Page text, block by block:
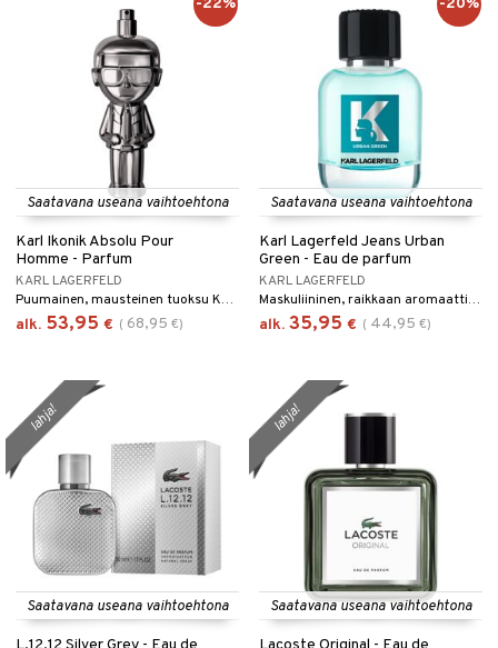
Saatavana useana vaihtoehtona
Karl Ikonik Absolu Pour
Homme - Parfum
KARL LAGERFELD
Puumainen, mausteinen tuoksu Karl Lagerfeldilta.
alk. 53,95 € ( 68,95 €)
-22%
Saatavana useana vaihtoehtona
Karl Lagerfeld Jeans Urban
Green - Eau de parfum
KARL LAGERFELD
Maskuliininen, raikkaan aromaattinen eau de parfum Karl Lagerfeldilta.
alk. 35,95 € ( 44,95 €)
-20%
Saatavana useana vaihtoehtona
lahja!
Saatavana useana vaihtoehtona
lahja!